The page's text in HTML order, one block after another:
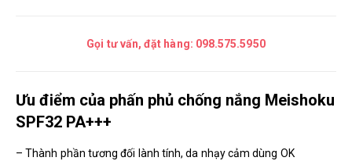
Gọi tư vấn, đặt hàng: 098.575.5950
Ưu điểm của phấn phủ chống nắng Meishoku
SPF32 PA+++
– Thành phần tương đối lành tính, da nhạy cảm dùng OK